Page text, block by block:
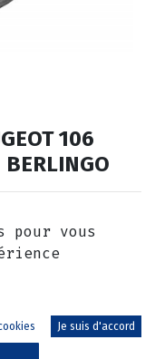
106
BERLINGO
pour vous
Je suis d'accord